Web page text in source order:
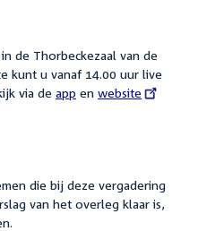
de Thorbeckezaal van de
kunt u vanaf 14.00 uur live
via de app en External
website
die bij deze vergadering
van het overleg klaar is,